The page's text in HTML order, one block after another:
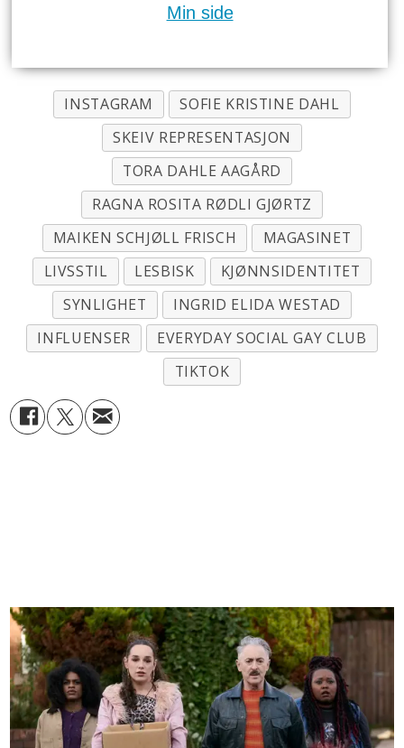
Min side
INSTAGRAM
SOFIE KRISTINE DAHL
SKEIV REPRESENTASJON
TORA DAHLE AAGÅRD
RAGNA ROSITA RØDLI GJØRTZ
MAIKEN SCHJØLL FRISCH
MAGASINET
LIVSSTIL
LESBISK
KJØNNSIDENTITET
SYNLIGHET
INGRID ELIDA WESTAD
INFLUENSER
EVERYDAY SOCIAL GAY CLUB
TIKTOK